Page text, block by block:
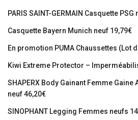
PARIS SAINT-GERMAIN Casquette
Casquette Bayern Munich neuf 19,79€
En promotion PUMA Chaussettes (Lot
Kiwi Extreme Protector –
SHAPERX Body Gainant Femme
neuf 46,20€
SINOPHANT Legging Femmes neufs